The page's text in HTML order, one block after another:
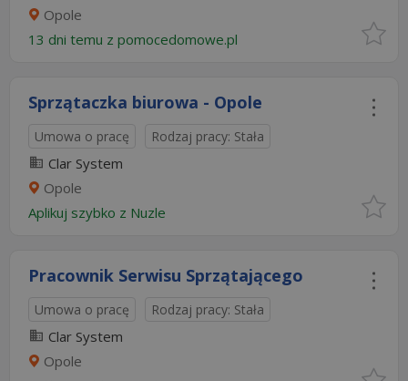
Opole
13 dni temu z pomocedomowe.pl
Sprzątaczka biurowa - Opole
Umowa o pracę Rodzaj pracy: Stała
Clar System
Opole
Aplikuj szybko z Nuzle
Pracownik Serwisu Sprzątającego
Umowa o pracę Rodzaj pracy: Stała
Clar System
Opole